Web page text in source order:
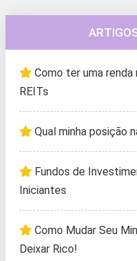
Como ter uma
REITs
Qual minha posição
Fundos de
Iniciantes
Como Mudar Seu
Deixar Rico!